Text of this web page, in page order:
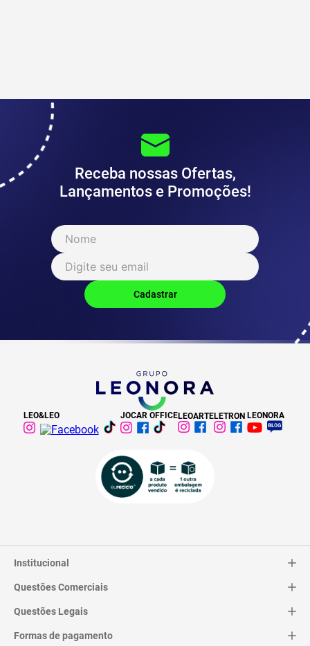
Receba nossas Ofertas,
Lançamentos e Promoções!
LEO&LEO JOCAR OFFICELEOARTELETRON LEONORA
Institucional
Catálogo
Quem Somos
Questões Comerciais
Trocas e Devoluções
Entrega
Questões Legais
Termos de Uso
Formas de pagamento